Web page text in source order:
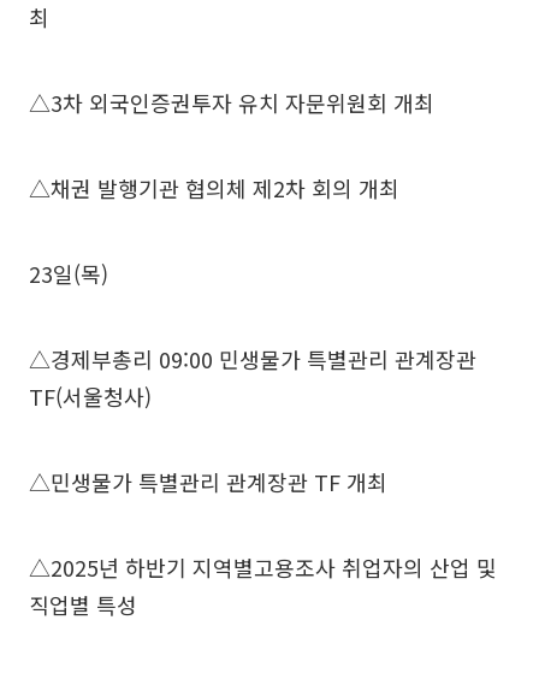
최
△3차 외국인증권투자 유치 자문위원회 개최
△채권 발행기관 협의체 제2차 회의 개최
23일(목)
△경제부총리 09:00 민생물가 특별관리 관계장관
TF(서울청사)
△민생물가 특별관리 관계장관 TF 개최
△2025년 하반기 지역별고용조사 취업자의 산업 및
직업별 특성